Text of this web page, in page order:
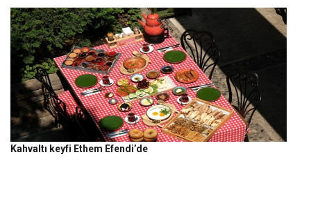
Kahvaltı keyfi Ethem Efendi’de